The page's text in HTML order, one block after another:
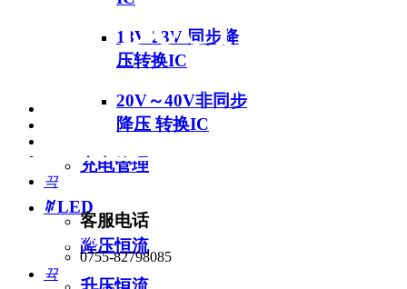
18V 23V 同步降
压转换IC
20V～40V非同步
降压 转换IC
充电管理
ꄶ LED
降压恒流
PRODUCT 产品中
品牌代理授权
끅
客服电话
0755-82798085
뀩